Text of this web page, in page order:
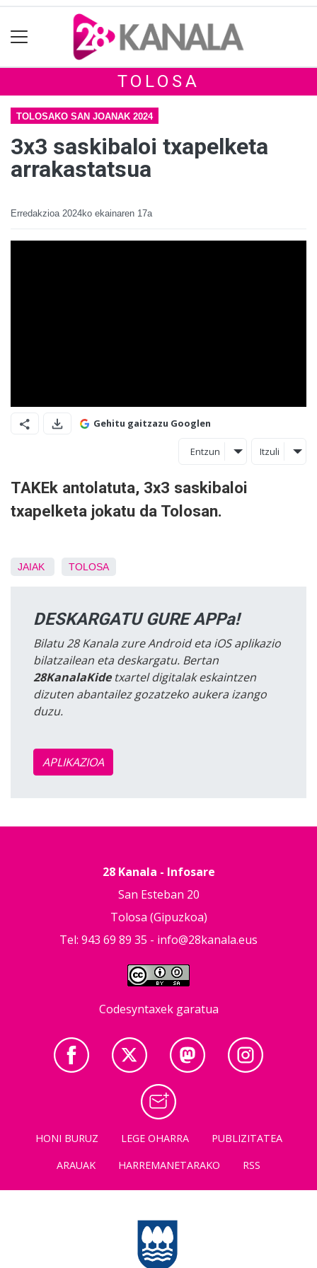
TOLOSA
TOLOSAKO SAN JOANAK 2024
3x3 saskibaloi txapelketa
arrakastatsua
Erredakzioa 2024ko ekainaren 17a
Gehitu gaitzazu Googlen
Entzun Itzuli
TAKEk antolatuta, 3x3 saskibaloi
txapelketa jokatu da Tolosan.
JAIAK TOLOSA
DESKARGATU GURE APPa!
Bilatu 28 Kanala zure Android eta iOS aplikazio
bilatzailean eta deskargatu. Bertan
28KanalaKidetxartel digitalak eskaintzen
dizuten abantailez gozatzeko aukera izango
duzu.
APLIKAZIOA
28 Kanala - Infosare
San Esteban 20
Tolosa (Gipuzkoa)
Tel: 943 69 89 35 - info@28kanala.eus
Codesyntaxek garatua
HONI BURUZ LEGE OHARRA
PUBLIZITATEA
ARAUAK
HARREMANETARAKO RSS